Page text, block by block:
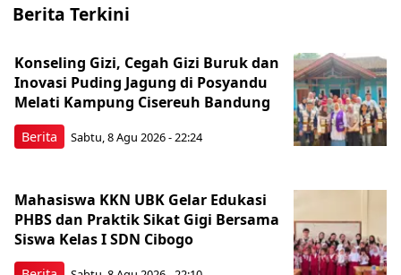
Berita Terkini
Berita
Konseling Gizi, Cegah Gizi Buruk dan
Inovasi Puding Jagung di Posyandu
Melati Kampung Cisereuh Bandung
Sabtu, 8 Agu 2026 - 22:24
Mahasiswa KKN UBK Gelar Edukasi
PHBS dan Praktik Sikat Gigi Bersama
Siswa Kelas I SDN Cibogo